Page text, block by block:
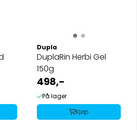
Dupla
DuplaRin Herbi Gel
150g
498,-
På lager
Kjøp